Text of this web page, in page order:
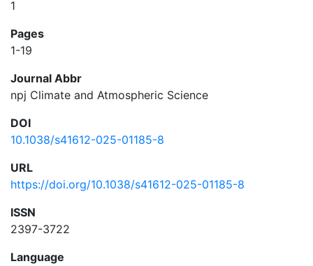
1
Pages
1-19
Journal Abbr
npj Climate and Atmospheric Science
DOI
10.1038/s41612-025-01185-8
URL
https://doi.org/10.1038/s41612-025-01185-8
ISSN
2397-3722
Language